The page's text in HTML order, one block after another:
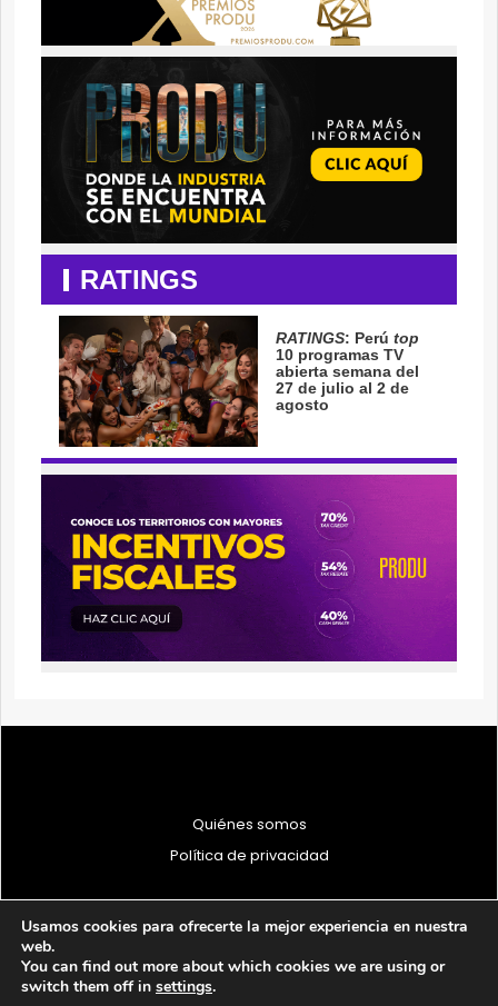
Quiénes somos
Política de privacidad
© 1997 - 2026 PRODU - Todos los derechos reservados
Usamos cookies para ofrecerte la mejor experiencia en nuestra
web.
You can find out more about which cookies we are using or
switch them off in settings.